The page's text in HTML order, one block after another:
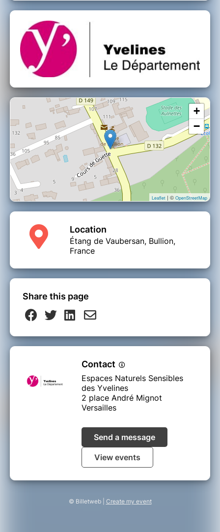
+
−
Leaflet | © OpenStreetMap
Location
Étang de Vaubersan, Bullion,
France
Share this page
Contact
Espaces Naturels Sensibles
des Yvelines
2 place André Mignot
Versailles
Send a message
View events
© Billetweb | Create my event